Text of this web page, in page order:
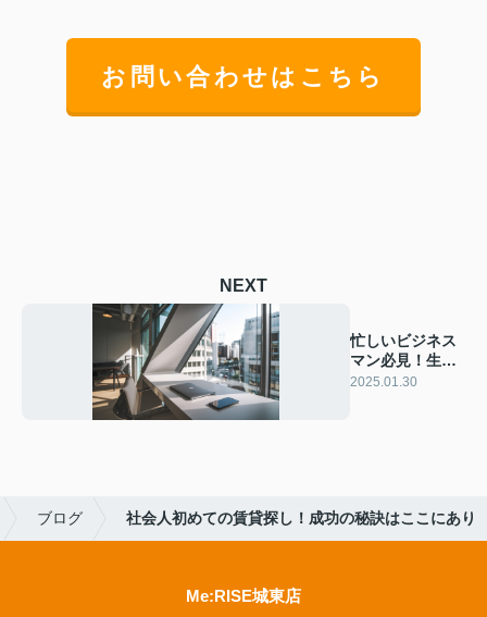
お問い合わせはこちら
NEXT
忙しいビジネス
マン必見！生活
を便利にする秘
2025.01.30
ブログ 社会人初めての賃貸探し！成功の秘訣はここにあり
Me:RISE城東店